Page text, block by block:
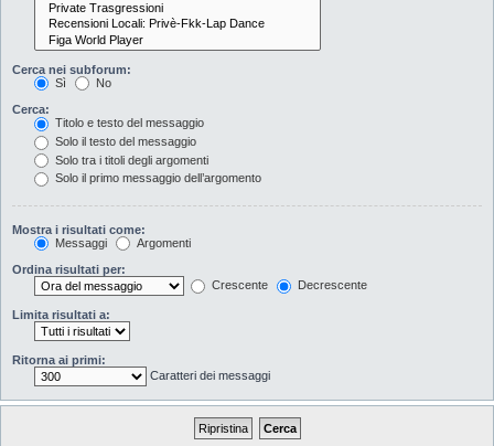
Cerca nei subforum:
Sì
No
Cerca:
Titolo e testo del messaggio
Solo il testo del messaggio
Solo tra i titoli degli argomenti
Solo il primo messaggio dell’argomento
Mostra i risultati come:
Messaggi
Argomenti
Ordina risultati per:
Crescente
Decrescente
Limita risultati a:
Ritorna ai primi:
Caratteri dei messaggi